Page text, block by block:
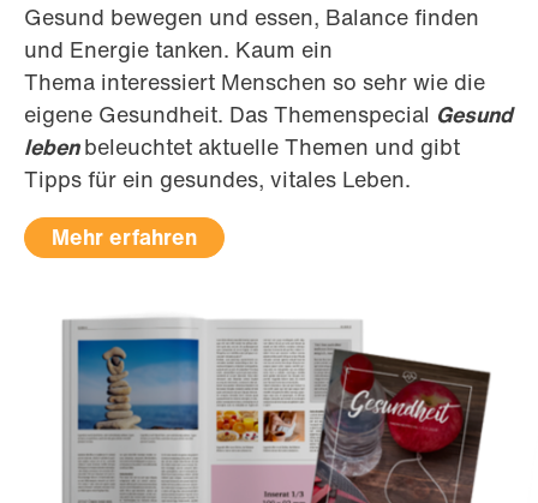
Gesund bewegen und essen, Balance finden
und Energie tanken. Kaum ein
Thema interessiert Menschen so sehr wie die
eigene Gesundheit. Das Themenspecial Gesund
lebenbeleuchtet aktuelle Themen und gibt
Tipps für ein gesundes, vitales Leben.
Mehr erfahren